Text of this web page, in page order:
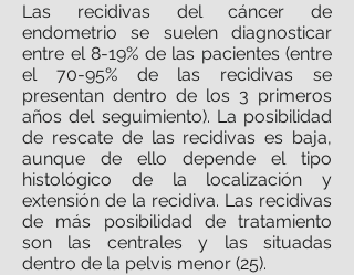
Las recidivas del cáncer de
endometrio se suelen diagnosticar
entre el 8-19% de las pacientes (entre
el 70-95% de las recidivas se
presentan dentro de los 3 primeros
años del seguimiento). La posibilidad
de rescate de las recidivas es baja,
aunque de ello depende el tipo
histológico de la localización y
extensión de la recidiva. Las recidivas
de más posibilidad de tratamiento
son las centrales y las situadas
dentro de la pelvis menor (25).